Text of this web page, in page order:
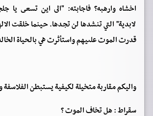
اخشاه وارهبه؟ فاجابته: "الى اين تسعى يا
لابدية" التي تنشدها لن تجدها. حينما خلقت
قدرت الموت علىيهم واستأثرت هي بالحياة
واليكم مقاربة متخيلة لكيفية يستبطن الفلاسفة
سقراط : هل تخاف الموت ؟